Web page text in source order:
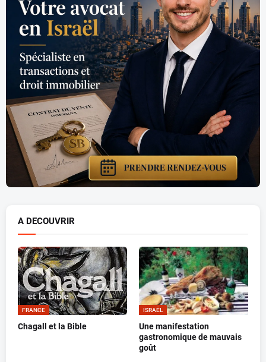
A DECOUVRIR
FRANCE
Chagall et la Bible
ISRAËL
Une manifestation
gastronomique de mauvais
goût